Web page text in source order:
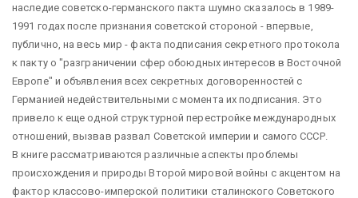
наследие советско-германского пакта шумно сказалось в 1989-
1991 годах после признания советской стороной - впервые,
публично, на весь мир - факта подписания секретного протокола
к пакту о "разграничении сфер обоюдных интересов в Восточной
Европе" и объявления всех секретных договоренностей с
Германией недействительными с момента их подписания. Это
привело к еще одной структурной перестройке международных
отношений, вызвав развал Советской империи и самого СССР.
В книге рассматриваются различные аспекты проблемы
происхождения и природы Второй мировой войны с акцентом на
фактор классово-имперской политики сталинского Советского